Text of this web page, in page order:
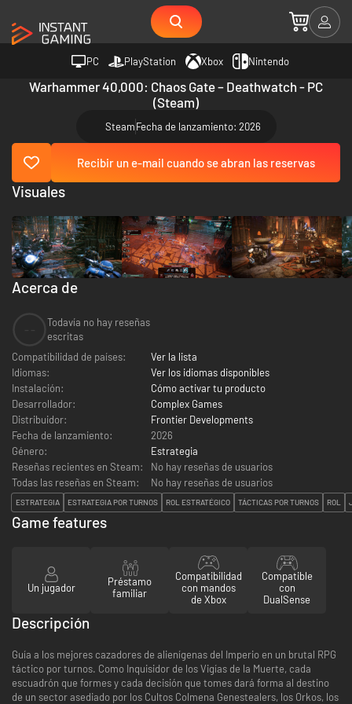
PC PlayStation Xbox Nintendo
Warhammer 40,000: Chaos Gate – Deathwatch - PC
(Steam)
SteamFecha de lanzamiento: 2026
Recibir un e-mail cuando se abran las reservas
Acerca de
Todavía no hay reseñas
escritas
Compatibilidad de países:
Ver la lista
Idiomas:
Ver los idiomas disponibles
Instalación:
Cómo activar tu producto
Desarrollador:
Complex Games
Distribuidor:
Frontier Developments
Fecha de lanzamiento:
2026
Género:
Estrategia
Reseñas recientes en Steam:
No hay reseñas de usuarios
Todas las reseñas en Steam:
No hay reseñas de usuarios
ESTRATEGIA ESTRATEGIA POR TURNOS ROL ESTRATÉGICO TÁCTICAS POR TURNOS ROL
Visuales
Game features
Un jugador
Préstamo
familiar
Compatibilidad
con mandos
de Xbox
Compatible
con
DualSense
Descripción
Guía a los mejores cazadores de alienígenas del Imperio en un brutal RPG
táctico por turnos. Como Inquisidor de los Vigías de la Muerte, cada
escuadrón que formes y cada decisión que tomes dará forma al destino
de un sector asediado por los Cultos Colmena Genestealers, los Orkos, los